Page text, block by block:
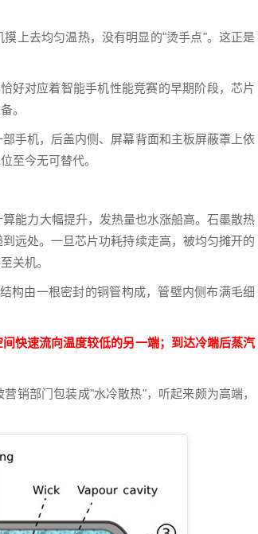
上去均匀温热，没有明显的"烫手点"。这正是
好对应着智能手机性能竞赛的早期阶段，芯片
。
手机，后盖内侧、屏幕背面和主板屏蔽罩上依
至今无可替代。
能力大幅提升，发热量也水涨船高。石墨散热
远处。一旦芯片功耗持续走高，被均匀摊开的
关机。
由一根密封的铜管构成，管壁内侧布满毛细
快速流向温度较低的另一端；到达冷端后蒸汽
销部门包装成"水冷散热"，听起来颇为高端，